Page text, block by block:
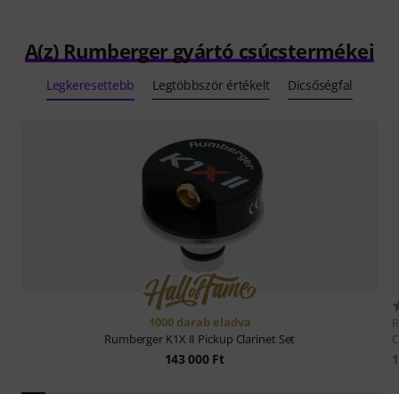
A(z) Rumberger gyártó csúcstermékei
Legkeresettebb Legtöbbször értékelt Dicsőségfal
1000 darab eladva
Rumberger K1X II Pickup Clarinet Set
143 000 Ft